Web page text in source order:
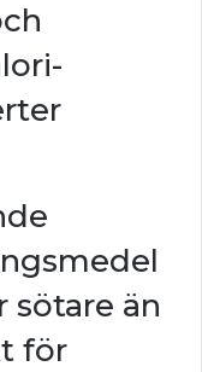
sötare än
för